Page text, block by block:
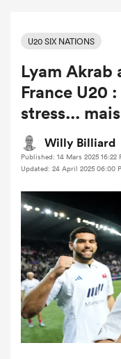
U20 SIX NATIONS
Lyam Akrab
France U20
stress...
Willy Billiard
Published: 14 Mars 2025 16:22
Updated: 24 April 2025 06:00